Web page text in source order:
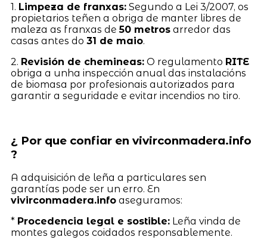
1. Limpeza de franxas:Segundo a Lei 3/2007, os
propietarios teñen a obriga de manter libres de
maleza as franxas de50 metrosarredor das
casas antes do 31 de maio.
2. Revisión de chemineas:O regulamento RITE
obriga a unha inspección anual das instalacións
de biomasa por profesionais autorizados para
garantir a seguridade e evitar incendios no tiro.
¿ Por que confiar en vivirconmadera.info
?
A adquisición de leña a particulares sen
garantías pode ser un erro. En
vivirconmadera.infoaseguramos:
* Procedencia legal e sostible:Leña vinda de
montes galegos coidados responsablemente.